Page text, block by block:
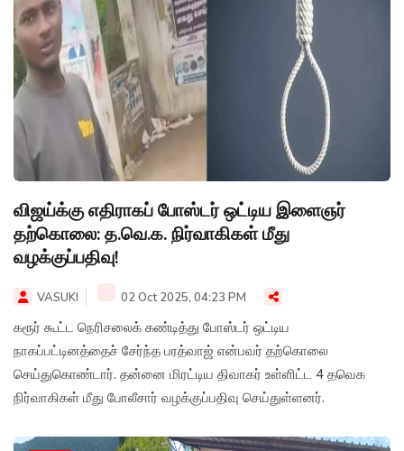
விஜய்க்கு எதிராகப் போஸ்டர் ஒட்டிய இளைஞர்
தற்கொலை: த.வெ.க. நிர்வாகிகள் மீது
வழக்குப்பதிவு!
VASUKI 02 Oct 2025, 04:23 PM
கரூர் கூட்ட நெரிசலைக் கண்டித்து போஸ்டர் ஒட்டிய
நாகப்பட்டினத்தைச் சேர்ந்த பரத்வாஜ் என்பவர் தற்கொலை
செய்துகொண்டார். தன்னை மிரட்டிய திவாகர் உள்ளிட்ட 4 தவெக
நிர்வாகிகள் மீது போலீசார் வழக்குப்பதிவு செய்துள்ளனர்.